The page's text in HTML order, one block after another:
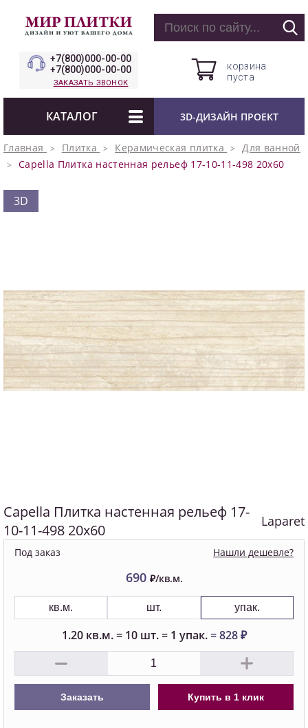
+7(800)000-00-00
+7(800)000-00-00
ЗАКАЗАТЬ ЗВОНОК
корзина
пуста
КАТАЛОГ 3D-ДИЗАЙН ПРОЕКТ
Главная Плитка Керамическая плитка
Для ванной
Capella Плитка настенная рельеф 17-10-11-498 20х60
3D
Capella Плитка настенная рельеф 17-
10-11-498 20х60
Laparet
Под заказ Нашли дешевле?
690 ₽/кв.м.
кв.м. шт. упак.
1.20кв.м.= 10шт. = 1 упак.=828₽
Заказать Купить в 1 клик